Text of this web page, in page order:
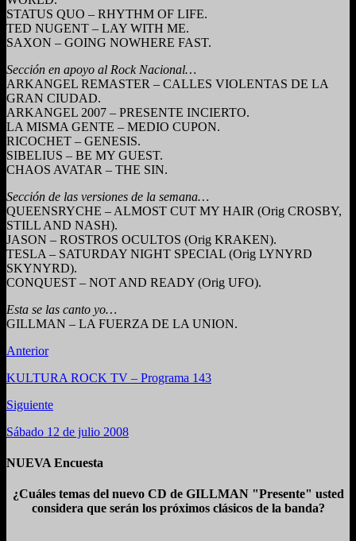
STATUS QUO – RHYTHM OF LIFE.
TED NUGENT – LAY WITH ME.
SAXON – GOING NOWHERE FAST.
Sección en apoyo al Rock Nacional…
ARKANGEL REMASTER – CALLES VIOLENTAS DE LA
GRAN CIUDAD.
ARKANGEL 2007 – PRESENTE INCIERTO.
LA MISMA GENTE – MEDIO CUPON.
RICOCHET – GENESIS.
SIBELIUS – BE MY GUEST.
CHAOS AVATAR – THE SIN.
Sección de las versiones de la semana…
QUEENSRYCHE – ALMOST CUT MY HAIR (Orig CROSBY,
STILL AND NASH).
JASON – ROSTROS OCULTOS (Orig KRAKEN).
TESLA – SATURDAY NIGHT SPECIAL (Orig LYNYRD
SKYNYRD).
CONQUEST – NOT AND READY (Orig UFO).
Esta se las canto yo…
GILLMAN – LA FUERZA DE LA UNION.
Anterior
KULTURA ROCK TV – Programa 143
Siguiente
Sábado 12 de julio 2008
NUEVA Encuesta
¿Cuáles temas del nuevo CD de GILLMAN "Presente" usted
considera que serán los próximos clásicos de la banda?